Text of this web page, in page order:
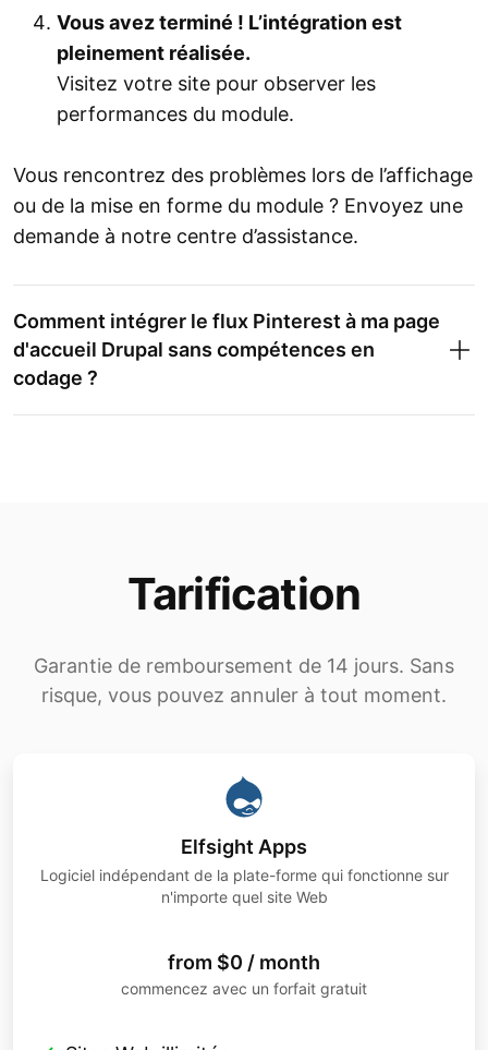
Vous avez terminé ! L’intégration est
pleinement réalisée.
Visitez votre site pour observer les
performances du module.
Vous rencontrez des problèmes lors de l’affichage
ou de la mise en forme du module ? Envoyez une
demande à notre centre d’assistance.
Comment intégrer le flux Pinterest à ma page
d'accueil Drupal sans compétences en
codage ?
Tarification
Garantie de remboursement de 14 jours. Sans
risque, vous pouvez annuler à tout moment.
Elfsight Apps
Logiciel indépendant de la plate-forme qui fonctionne sur
n'importe quel site Web
from $0 / month
commencez avec un forfait gratuit